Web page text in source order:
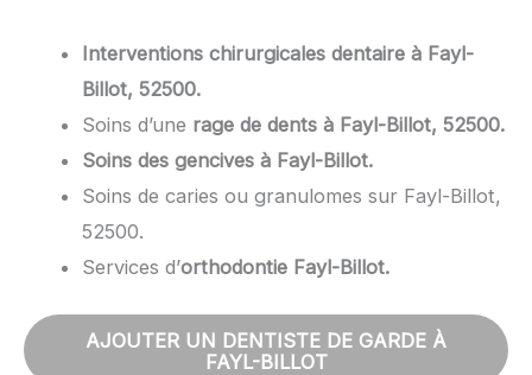
Interventions chirurgicales dentaire à Fayl-
Billot, 52500.
Soins d’une rage de dents à Fayl-Billot, 52500.
Soins des gencives à Fayl-Billot.
Soins de caries ou granulomes sur Fayl-Billot,
52500.
Services d’orthodontie Fayl-Billot.
AJOUTER UN DENTISTE DE GARDE À
FAYL-BILLOT